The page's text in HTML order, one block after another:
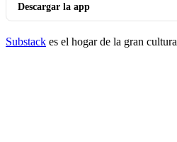
Descargar la app
Substack es el hogar de la gran cultura